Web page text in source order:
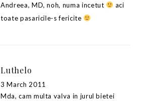
Andreea, MD, noh, numa incetut
aci
toate pasaricile-s fericite
Luthelo
3 March 2011
Mda, cam multa valva in jurul bietei